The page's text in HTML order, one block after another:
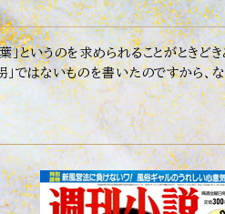
というのを求められることがときどき
」ではないものを書いたのですから、